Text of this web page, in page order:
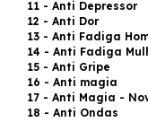
11 - Anti Depressor
12 - Anti Dor
13 - Anti Fadiga
14 - Anti Fadiga
15 - Anti Gripe
16 - Anti magia
17 - Anti Magia -
18 - Anti Ondas